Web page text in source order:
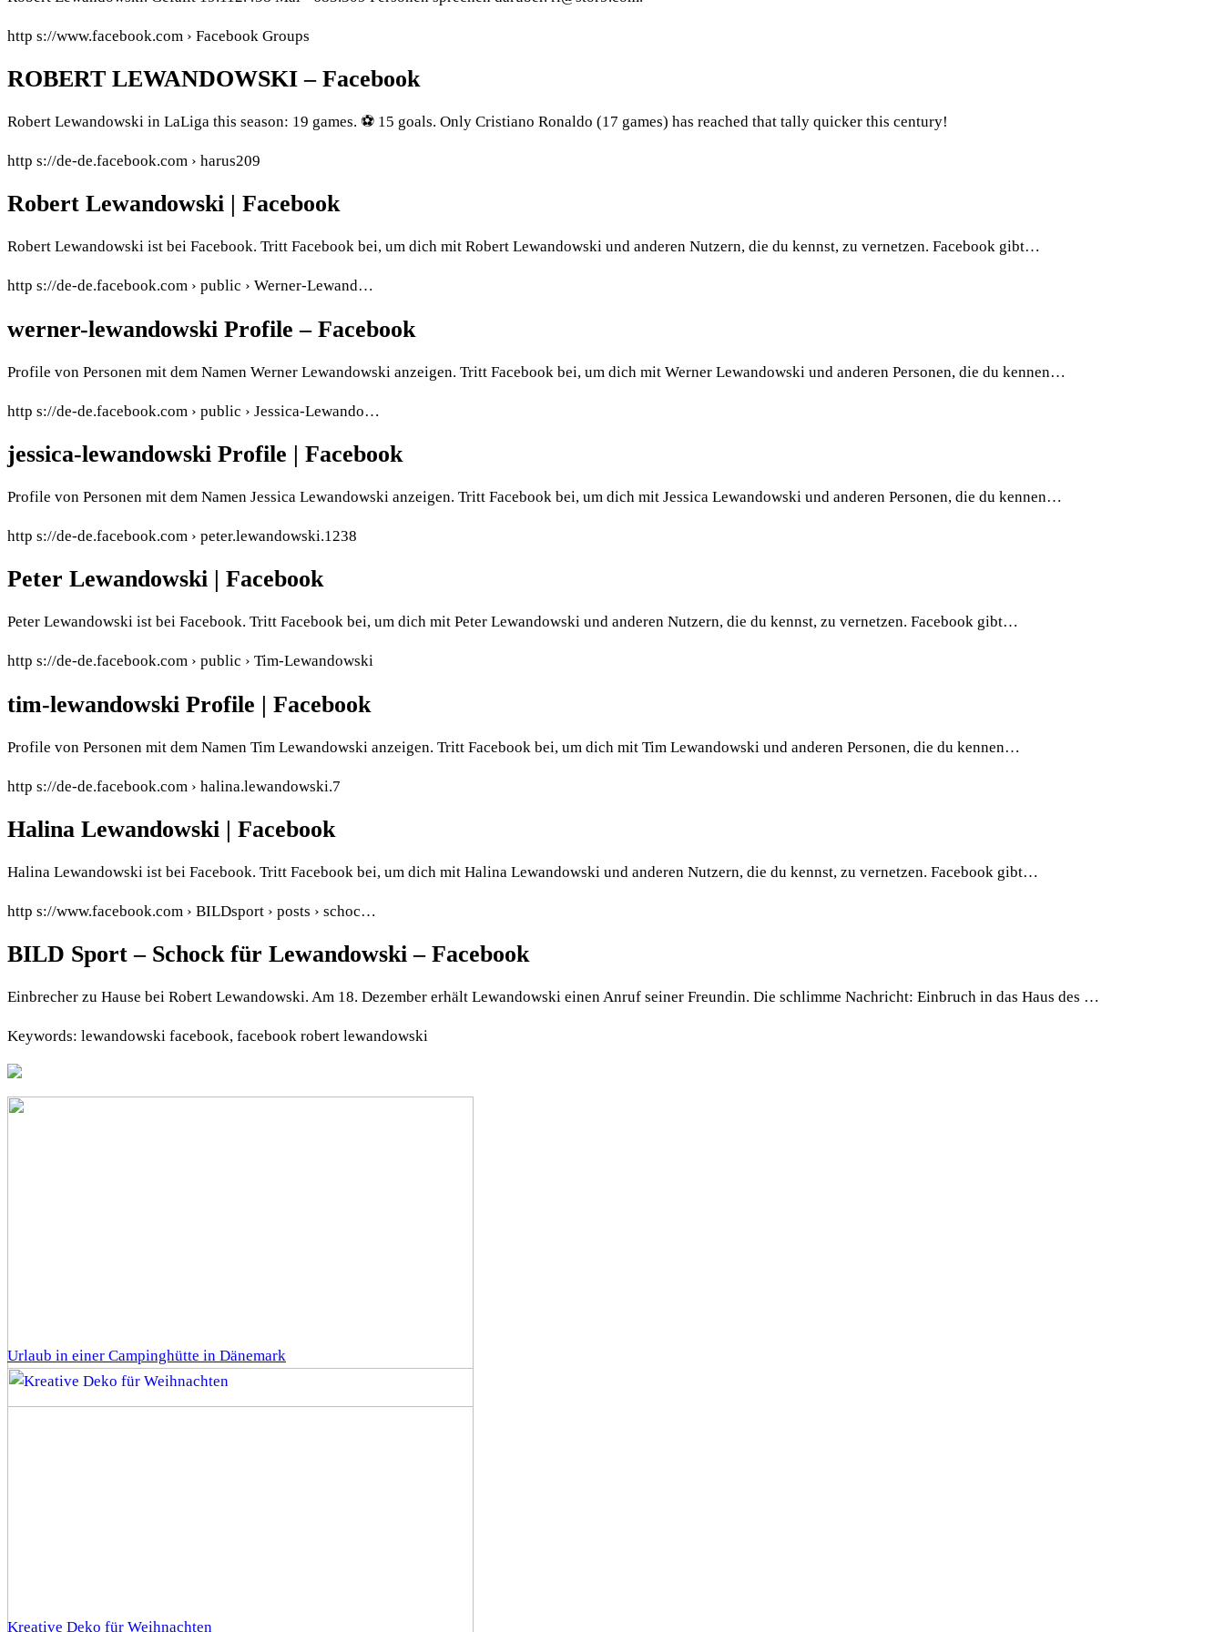
http s://www.facebook.com › Facebook Groups
ROBERT LEWANDOWSKI – Facebook
Robert Lewandowski in LaLiga this season: 19 games. ⚽️ 15 goals. Only Cristiano Ronaldo (17 games) has reached that tally quicker this century!
http s://de-de.facebook.com › harus209
Robert Lewandowski | Facebook
Robert Lewandowski ist bei Facebook. Tritt Facebook bei, um dich mit Robert Lewandowski und anderen Nutzern, die du kennst, zu vernetzen. Facebook gibt…
http s://de-de.facebook.com › public › Werner-Lewand…
werner-lewandowski Profile – Facebook
Profile von Personen mit dem Namen Werner Lewandowski anzeigen. Tritt Facebook bei, um dich mit Werner Lewandowski und anderen Personen, die du kennen…
http s://de-de.facebook.com › public › Jessica-Lewando…
jessica-lewandowski Profile | Facebook
Profile von Personen mit dem Namen Jessica Lewandowski anzeigen. Tritt Facebook bei, um dich mit Jessica Lewandowski und anderen Personen, die du kennen…
http s://de-de.facebook.com › peter.lewandowski.1238
Peter Lewandowski | Facebook
Peter Lewandowski ist bei Facebook. Tritt Facebook bei, um dich mit Peter Lewandowski und anderen Nutzern, die du kennst, zu vernetzen. Facebook gibt…
http s://de-de.facebook.com › public › Tim-Lewandowski
tim-lewandowski Profile | Facebook
Profile von Personen mit dem Namen Tim Lewandowski anzeigen. Tritt Facebook bei, um dich mit Tim Lewandowski und anderen Personen, die du kennen…
http s://de-de.facebook.com › halina.lewandowski.7
Halina Lewandowski | Facebook
Halina Lewandowski ist bei Facebook. Tritt Facebook bei, um dich mit Halina Lewandowski und anderen Nutzern, die du kennst, zu vernetzen. Facebook gibt…
http s://www.facebook.com › BILDsport › posts › schoc…
BILD Sport – Schock für Lewandowski – Facebook
Einbrecher zu Hause bei Robert Lewandowski. Am 18. Dezember erhält Lewandowski einen Anruf seiner Freundin. Die schlimme Nachricht: Einbruch in das Haus des …
Keywords: lewandowski facebook, facebook robert lewandowski
Urlaub in einer Campinghütte in Dänemark
Kreative Deko für Weihnachten